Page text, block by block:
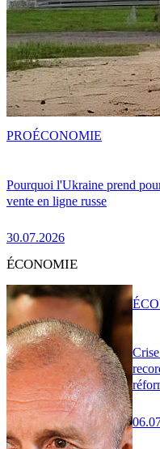
Pourquoi l'Ukraine prend
vente en ligne russe
30.07.2026
PROÉCONOMIE
ÉCONOMIE